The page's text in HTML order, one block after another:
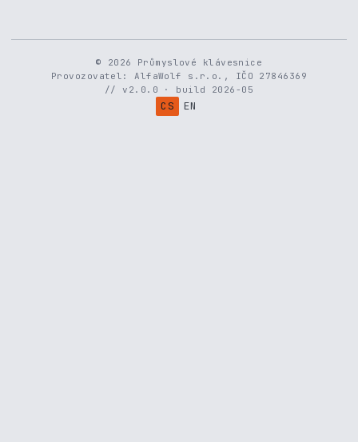
© 2026 Průmyslové klávesnice
Provozovatel: AlfaWolf s.r.o., IČO 27846369
// v2.0.0 · build 2026-05
CS EN